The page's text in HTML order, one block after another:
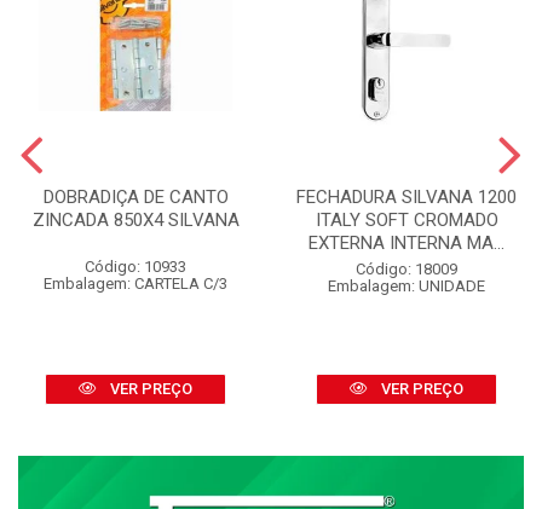
DOBRADIÇA DE CANTO
ZINCADA 850X4 SILVANA
Código: 10933
Embalagem: CARTELA C/3
VER PREÇO
FECHADURA SILVANA 1200
ITALY SOFT CROMADO
EXTERNA INTERNA MA...
Código: 18009
Embalagem: UNIDADE
VER PREÇO